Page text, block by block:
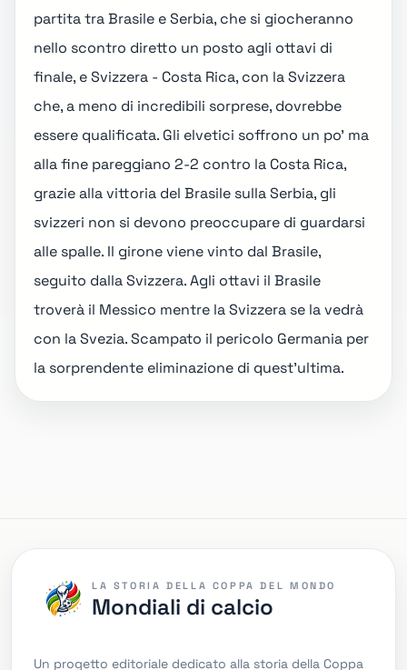
partita tra Brasile e Serbia, che si giocheranno
nello scontro diretto un posto agli ottavi di
finale, e Svizzera - Costa Rica, con la Svizzera
che, a meno di incredibili sorprese, dovrebbe
essere qualificata. Gli elvetici soffrono un po' ma
alla fine pareggiano 2-2 contro la Costa Rica,
grazie alla vittoria del Brasile sulla Serbia, gli
svizzeri non si devono preoccupare di guardarsi
alle spalle. Il girone viene vinto dal Brasile,
seguito dalla Svizzera. Agli ottavi il Brasile
troverà il Messico mentre la Svizzera se la vedrà
con la Svezia. Scampato il pericolo Germania per
la sorprendente eliminazione di quest'ultima.
LA STORIA DELLA COPPA DEL MONDO
Mondiali di calcio
Un progetto editoriale dedicato alla storia della Coppa